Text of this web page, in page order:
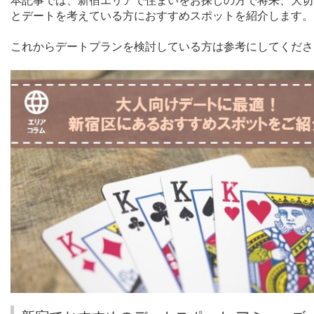
とデートを考えている方におすすめスポットを紹介します。
これからデートプランを検討している方は参考にしてくだ